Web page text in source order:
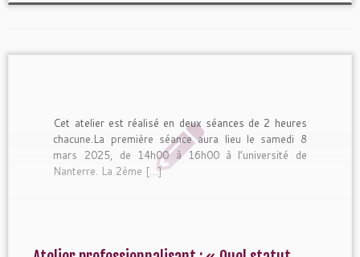
Cet atelier est réalisé en deux séances de 2 heures
chacune.La première séance aura lieu le samedi 8
mars 2025, de 14h00 à 16h00 à l’université de
Nanterre. La 2ème […]